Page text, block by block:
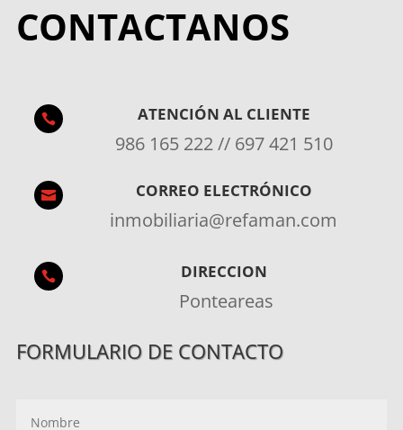
CONTACTANOS
 ATENCIÓN AL CLIENTE
986 165 222 // 697 421 510
 CORREO ELECTRÓNICO
inmobiliaria@refaman.com
 DIRECCION
Ponteareas
FORMULARIO DE CONTACTO